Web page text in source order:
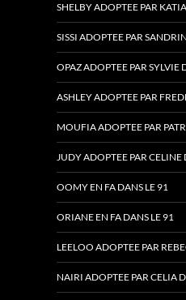
SHELBY ADOPTEE PAR
SISSI ADOPTEE PAR
OPAZ ADOPTEE PAR SYLVIE
ASHLEY ADOPTEE PAR
MOUFIA ADOPTEE PAR
JUDY ADOPTEE PAR CELINE
OOMY EN FA DANS LE 91
ORIANE EN FA DANS LE 91
LEELOO ADOPTEE PAR
NAIRI ADOPTEE PAR CELIA